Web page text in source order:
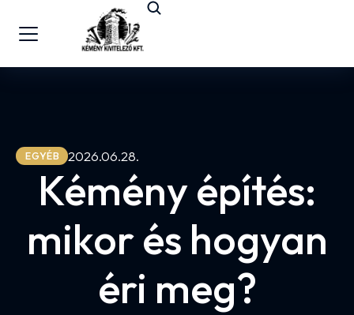
EGYÉB 2026.06.28.
Kémény építés:
mikor és hogyan
éri meg?